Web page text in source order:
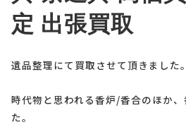
定 出張買取
遺品整理にて買取させて頂きました。
時代物と思われる香炉/香合のほか
た。